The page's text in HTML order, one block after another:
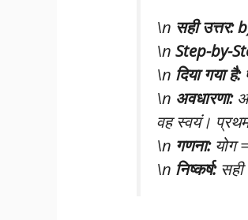
\n सही उत्तर:
\n Step-by-
\n दिया गया है:
\n अवधारणा:
वह स्वयं।
\n गणना:योग
\n निष्कर्ष:सही